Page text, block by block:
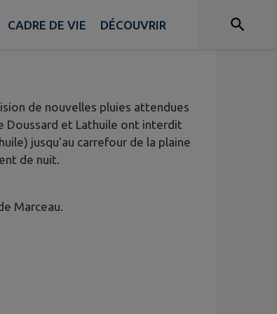
CADRE DE VIE DÉCOUVRIR
DE LATHUILE
de nouvelles pluies attendues
Doussard et Lathuile ont interdit
jusqu'au carrefour de la plaine
de nuit.
Marceau.